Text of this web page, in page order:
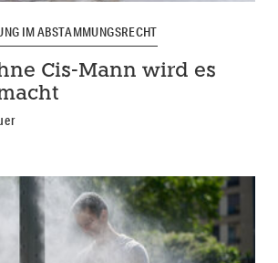
IM ABSTAMMUNGSRECHT
Cis-Mann wird es